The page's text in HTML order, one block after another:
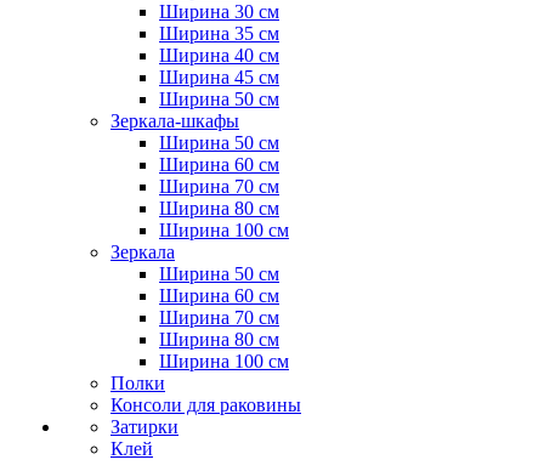
Ширина 30 см
Ширина 35 см
Ширина 40 см
Ширина 45 см
Ширина 50 см
Зеркала-шкафы
Ширина 50 см
Ширина 60 см
Ширина 70 см
Ширина 80 см
Ширина 100 см
Зеркала
Ширина 50 см
Ширина 60 см
Ширина 70 см
Ширина 80 см
Ширина 100 см
Полки
Консоли для раковины
Затирки
Клей